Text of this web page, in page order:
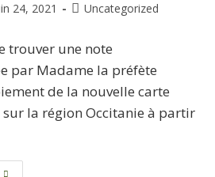
24, 2021 Uncategorized
trouver une note
par Madame la préfète
de la nouvelle carte
la région Occitanie à partir